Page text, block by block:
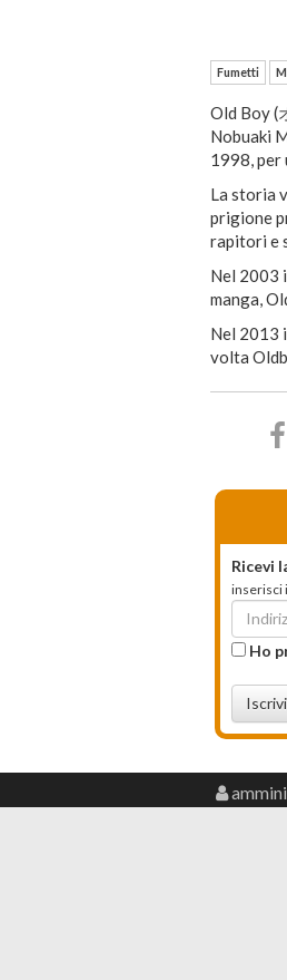
Fumetti
Old Boy (
Nobuaki
1998, per
La storia
prigione
rapitori e
Nel 2003
manga,
Nel 2013
volta
Ricevi
inserisci
Ho